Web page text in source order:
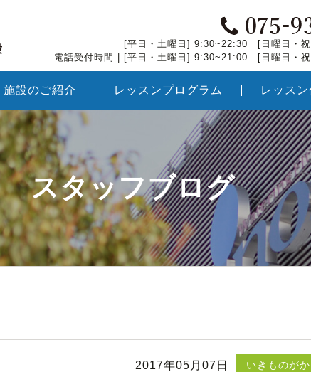
[平日・土曜日] 9:30~22:30 [日曜日・
電話受付時間 | [平日・土曜日] 9:30~21:00 [日曜日・
施設のご紹介 レッスンプログラム レッス
スタッフブログ
いきものがか
2017年05月07日